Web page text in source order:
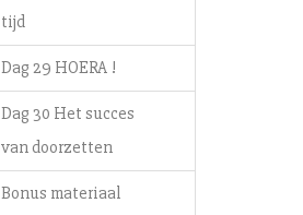
tijd
Dag 29 HOERA !
Dag 30 Het succes
van doorzetten
Bonus materiaal